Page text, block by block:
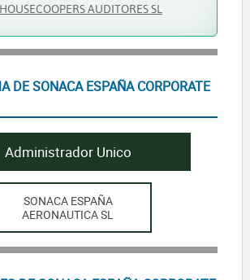
AUDITORES SL
DE SONACA ESPAÑA CORPORATE
Administrador Unico
SONACA ESPAÑA
AERONAUTICA SL